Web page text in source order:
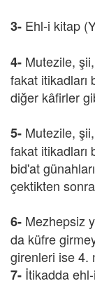
3- Ehl-i kitap
4- Mutezile,
fakat itikadları
diğer kâfirler
5- Mutezile,
fakat itikadları
bid'at
çektikten
6- Mezhepsiz
da küfre
girenleri ise 4.
7- İtikadda